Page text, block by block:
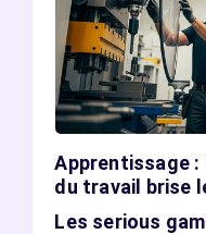
Apprentissage :
du travail brise
Les serious